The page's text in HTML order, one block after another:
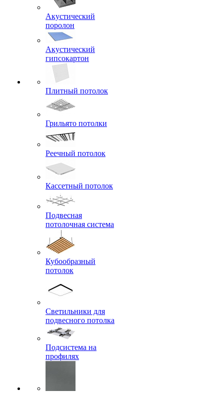
Акустический
поролон
Акустический
гипсокартон
Плитный потолок
Грильято потолки
Реечный потолок
Кассетный потолок
Подвесная
потолочная система
Кубообразный
потолок
Светильники для
подвесного потолка
Подсистема на
профилях